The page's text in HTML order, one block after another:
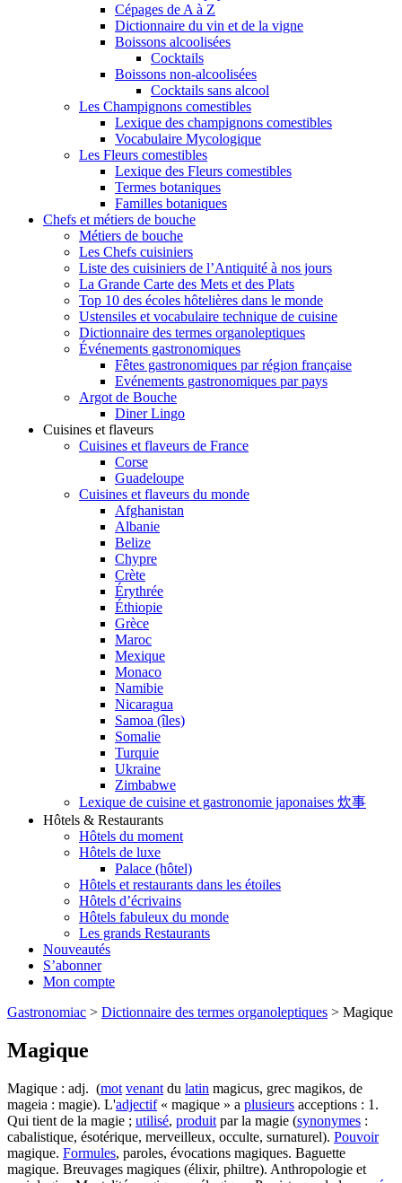
Cépages de A à Z
Dictionnaire du vin et de la vigne
Boissons alcoolisées
Cocktails
Boissons non-alcoolisées
Cocktails sans alcool
Les Champignons comestibles
Lexique des champignons comestibles
Vocabulaire Mycologique
Les Fleurs comestibles
Lexique des Fleurs comestibles
Termes botaniques
Familles botaniques
Chefs et métiers de bouche
Métiers de bouche
Les Chefs cuisiniers
Liste des cuisiniers de l’Antiquité à nos jours
La Grande Carte des Mets et des Plats
Top 10 des écoles hôtelières dans le monde
Ustensiles et vocabulaire technique de cuisine
Dictionnaire des termes organoleptiques
Événements gastronomiques
Fêtes gastronomiques par région française
Evénements gastronomiques par pays
Argot de Bouche
Diner Lingo
Cuisines et flaveurs
Cuisines et flaveurs de France
Corse
Guadeloupe
Cuisines et flaveurs du monde
Afghanistan
Albanie
Belize
Chypre
Crète
Érythrée
Éthiopie
Grèce
Maroc
Mexique
Monaco
Namibie
Nicaragua
Samoa (îles)
Somalie
Turquie
Ukraine
Zimbabwe
Lexique de cuisine et gastronomie japonaises 炊事
Hôtels & Restaurants
Hôtels du moment
Hôtels de luxe
Palace (hôtel)
Hôtels et restaurants dans les étoiles
Hôtels d’écrivains
Hôtels fabuleux du monde
Les grands Restaurants
Nouveautés
S’abonner
Mon compte
Gastronomiac > Dictionnaire des termes organoleptiques > Magique
Magique
Magique : adj. (mot venant du latin magicus, grec magikos, de
mageia : magie). L'adjectif« magique » a plusieurs acceptions : 1.
Qui tient de la magie ; utilisé, produit par la magie (synonymes :
cabalistique, ésotérique, merveilleux, occulte, surnaturel). Pouvoir
magique. Formules, paroles, évocations magiques. Baguette
magique. Breuvages magiques (élixir, philtre). Anthropologie et